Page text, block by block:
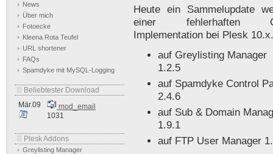
News
Über mich
Fotoecke
Kleena Rota Teufel
URL shortener
FAQs
Spamdyke mit MySQL-Logging
Beliebtester Download
Mär.09
mod_email
1031
Plesk Addons
Greylisting Manager
Heute ein Sammelupdate
einer fehlerhaften
Implementation bei Plesk
auf Greylisting Manager
1.2.5
auf Spamdyke Control
2.4.6
auf Sub & Domain
1.9.1
auf FTP User Manager